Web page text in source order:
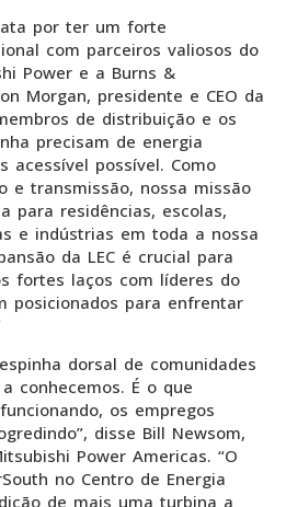
por ter um forte
com parceiros valiosos do
Power e a Burns &
Morgan, presidente e CEO da
de distribuição e os
precisam de energia
acessível possível. Como
e transmissão, nossa missão
para residências, escolas,
e indústrias em toda a nossa
da LEC é crucial para
fortes laços com líderes do
posicionados para enfrentar
dorsal de comunidades
conhecemos. É o que
os empregos
disse Bill Newsom,
Power Americas. “O
no Centro de Energia
de mais uma turbina a